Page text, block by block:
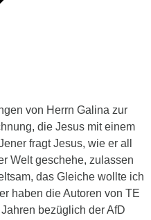
von Herrn Galina zur
die Jesus mit einem
fragt Jesus, wie er all
Welt geschehe, zulassen
das Gleiche wollte ich
haben die Autoren von TE
bezüglich der AfD